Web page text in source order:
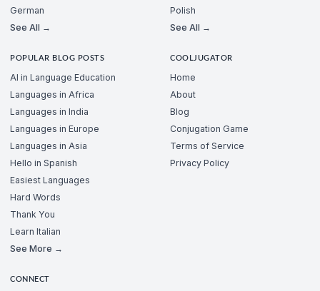
German
See All →
Polish
See All →
POPULAR BLOG POSTS
AI in Language Education
Languages in Africa
Languages in India
Languages in Europe
Languages in Asia
Hello in Spanish
Easiest Languages
Hard Words
Thank You
Learn Italian
See More →
COOLJUGATOR
Home
About
Blog
Conjugation Game
Terms of Service
Privacy Policy
CONNECT